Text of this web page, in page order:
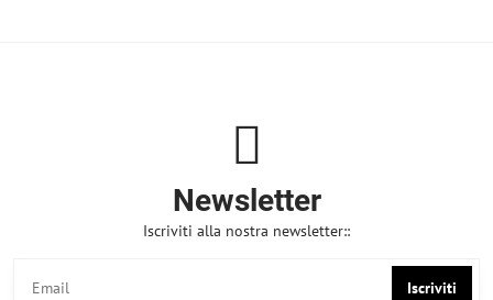
Newsletter
Iscriviti alla nostra newsletter::
Iscriviti